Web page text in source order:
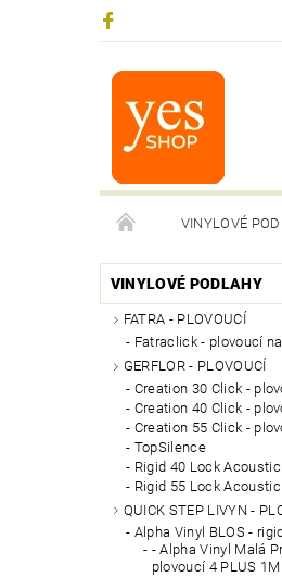
VINYLOVÉ
VINYLOVÉ PODLAHY
FATRA - PLOVOUCÍ
Fatraclick - plovoucí
GERFLOR - PLOVOUCÍ
Creation 30 Click -
Creation 40 Click -
Creation 55 Click -
TopSilence
Rigid 40 Lock
Rigid 55 Lock
QUICK STEP LIVYN -
Alpha Vinyl BLOS -
- Alpha Vinyl Malá
plovoucí 4 PLUS